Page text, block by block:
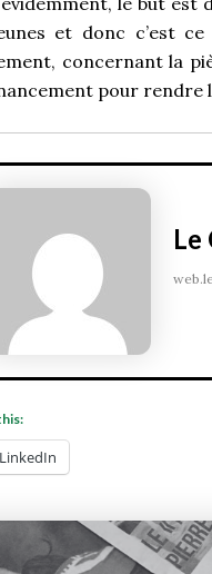
et donc c’est
concernant la
pour rendre
LinkedIn